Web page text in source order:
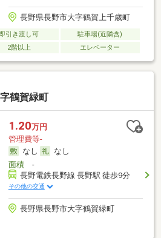
長野県長野市大字鶴賀上千歳町
即引き渡し可
駐車場(近隣含)
2階以上 エレベーター
鶴賀緑町
1.20万円
管理費等-
なし
なし
面積-
長野電鉄長野線 長野駅 徒歩9分
その他の交通
長野県長野市大字鶴賀緑町